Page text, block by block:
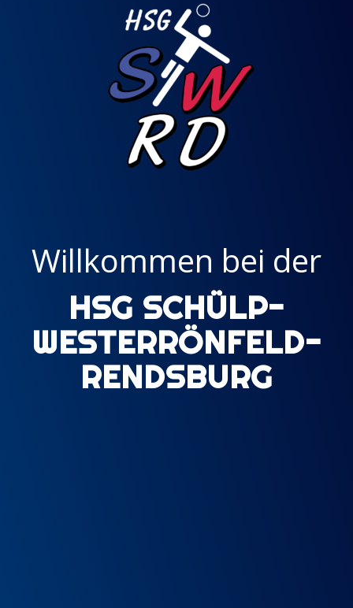
Willkommen bei der
HSG SCHÜLP-
WESTERRÖNFELD-
RENDSBURG